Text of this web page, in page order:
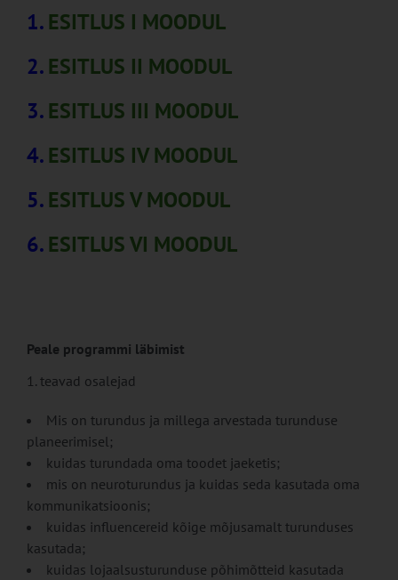
1.ESITLUS I MOODUL
2.ESITLUS II MOODUL
3.ESITLUS III MOODUL
4.ESITLUS IV MOODUL
5.ESITLUS V MOODUL
6.ESITLUS VI MOODUL
Peale programmi läbimist
teavad osalejad
Mis on turundus ja millega arvestada turunduse
planeerimisel;
kuidas turundada oma toodet jaeketis;
mis on neuroturundus ja kuidas seda kasutada oma
kommunikatsioonis;
kuidas influencereid kõige mõjusamalt turunduses
kasutada;
kuidas lojaalsusturunduse põhimõtteid kasutada